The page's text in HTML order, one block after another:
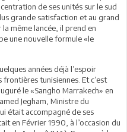
de ses unités sur le sud
grande satisfaction et au grand
même lancée, il prend en
une nouvelle formule «le
années déjà l’espoir
frontières tunisiennes. Et c’est
le «Sangho Marrakech» en
Jegham, Ministre du
était accompagné de ses
en Février 1990, à l’occasion du